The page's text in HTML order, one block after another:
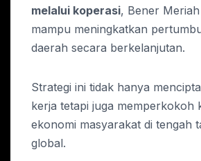
melalui koperasi, Bener
mampu meningkatkan
daerah secara berkelanjutan.
Strategi ini tidak hanya
kerja tetapi juga memperkokoh
ekonomi masyarakat di tengah
global.